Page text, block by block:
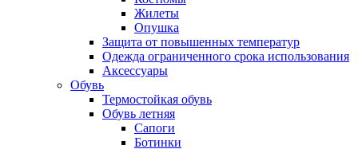
Жилеты
Опушка
Защита от повышенных температур
Одежда ограниченного срока использования
Аксессуары
Обувь
Термостойкая обувь
Обувь летняя
Сапоги
Ботинки